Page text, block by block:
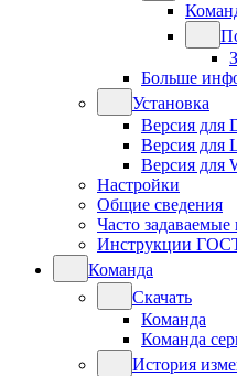
Больше
Установка
Версия для
Версия для
Версия для
Настройки
Общие сведения
Часто
Инструкции
Команда
Скачать
Команда
Команда
История